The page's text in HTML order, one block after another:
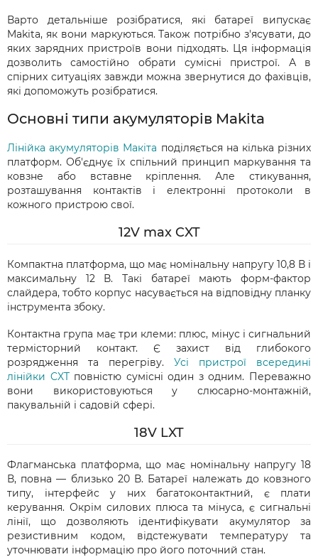
Варто детальніше розібратися, які батареї випускає
Makita, як вони маркуються. Також потрібно з'ясувати, до
яких зарядних пристроїв вони підходять. Ця інформація
дозволить самостійно обрати сумісні пристрої. А в
спірних ситуаціях завжди можна звернутися до фахівців,
які допоможуть розібратися.
Основні типи акумуляторів Makita
Лінійка акумуляторів Макіта поділяється на кілька різних
платформ. Об'єднує їх спільний принцип маркування та
ковзне або вставне кріплення. Але стикування,
розташування контактів і електронні протоколи в
кожного пристрою свої.
12V max CXT
Компактна платформа, що має номінальну напругу 10,8 В і
максимальну 12 В. Такі батареї мають форм-фактор
слайдера, тобто корпус насувається на відповідну планку
інструмента збоку.
Контактна група має три клеми: плюс, мінус і сигнальний
термісторний контакт. Є захист від глибокого
розрядження та перегріву. Усі пристрої всередині
лінійки CXTповністю сумісні один з одним. Переважно
вони використовуються у слюсарно-монтажній,
пакувальній і садовій сфері.
18V LXT
Флагманська платформа, що має номінальну напругу 18
В, повна — близько 20 В. Батареї належать до ковзного
типу, інтерфейс у них багатоконтактний, є плати
керування. Окрім силових плюса та мінуса, є сигнальні
лінії, що дозволяють ідентифікувати акумулятор за
резистивним кодом, відстежувати температуру та
уточнювати інформацію про його поточний стан.